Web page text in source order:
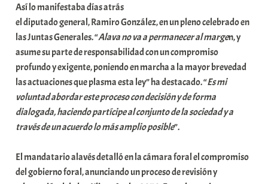
a
r
E
r
r
i
o
x
a
o
m
Así lo manifestaba días atrás
el diputado general, Ramiro González, en un pleno celebrado en
las Juntas Generales. “Alava no va a permanecer al margen, y
asume su parte de responsabilidad con un compromiso
profundo y exigente, poniendo en marcha a la mayor brevedad
las actuaciones que plasma esta ley” ha destacado. “Es mi
voluntad abordar este proceso con decisión y de forma
dialogada, haciendo partícipe al conjunto de la sociedad y a
través de un acuerdo lo más amplio posible”.
El mandatario alavés detalló en la cámara foral el compromiso
del gobierno foral, anunciando un proceso de revisión y